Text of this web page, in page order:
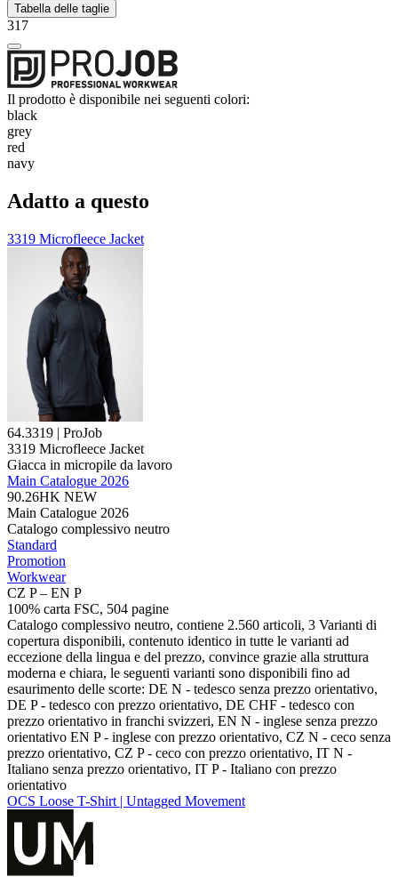
Tabella delle taglie
317
Il prodotto è disponibile nei seguenti colori:
black
grey
red
navy
Adatto a questo
3319 Microfleece Jacket
64.3319 | ProJob
3319 Microfleece Jacket
Giacca in micropile da lavoro
Main Catalogue 2026
90.26HK NEW
Main Catalogue 2026
Catalogo complessivo neutro
Standard
Promotion
Workwear
CZ P – EN P
100% carta FSC, 504 pagine
Catalogo complessivo neutro, contiene 2.560 articoli, 3 Varianti di
copertura disponibili, contenuto identico in tutte le varianti ad
eccezione della lingua e del prezzo, convince grazie alla struttura
moderna e chiara, le seguenti varianti sono disponibili fino ad
esaurimento delle scorte: DE N - tedesco senza prezzo orientativo,
DE P - tedesco con prezzo orientativo, DE CHF - tedesco con
prezzo orientativo in franchi svizzeri, EN N - inglese senza prezzo
orientativo EN P - inglese con prezzo orientativo, CZ N - ceco senza
prezzo orientativo, CZ P - ceco con prezzo orientativo, IT N -
Italiano senza prezzo orientativo, IT P - Italiano con prezzo
orientativo
OCS Loose T-Shirt | Untagged Movement